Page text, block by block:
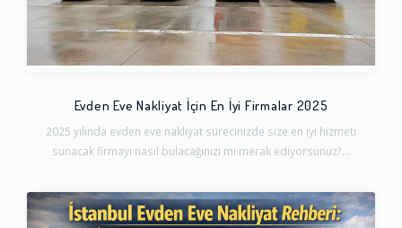
Evden Eve Nakliyat İçin En İyi Firmalar 2025
2025 yılında evden eve nakliyat sürecinizde size en iyi hizmeti
sunacak firmayı nasıl bulacağınızı mı merak ediyorsunuz?...